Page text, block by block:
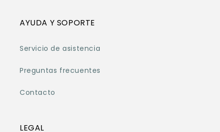
AYUDA Y SOPORTE
Servicio de asistencia
Preguntas frecuentes
Contacto
LEGAL